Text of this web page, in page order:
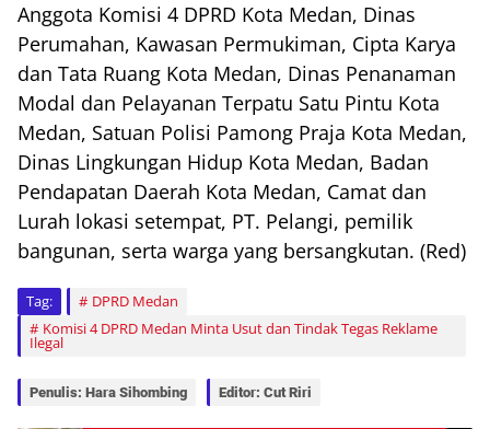
Anggota Komisi 4 DPRD Kota Medan, Dinas
Perumahan, Kawasan Permukiman, Cipta Karya
dan Tata Ruang Kota Medan, Dinas Penanaman
Modal dan Pelayanan Terpatu Satu Pintu Kota
Medan, Satuan Polisi Pamong Praja Kota Medan,
Dinas Lingkungan Hidup Kota Medan, Badan
Pendapatan Daerah Kota Medan, Camat dan
Lurah lokasi setempat, PT. Pelangi, pemilik
bangunan, serta warga yang bersangkutan. (Red)
Tag:
DPRD Medan
Komisi 4 DPRD Medan Minta Usut dan Tindak Tegas Reklame
Ilegal
Penulis: Hara Sihombing Editor: Cut Riri